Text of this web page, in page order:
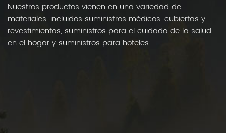
Nuestros productos vienen en una variedad de
materiales, incluidos suministros médicos, cubiertas y
revestimientos, suministros para el cuidado de la salud
en el hogar y suministros para hoteles.